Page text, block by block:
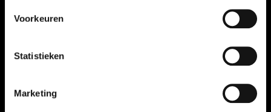
Voorkeuren
Statistieken
Marketing
KALENDER
THEMA’S
VIDEO’S